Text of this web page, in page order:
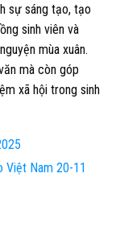
sự sáng tạo, tạo
sinh viên và
mùa xuân.
mà còn góp
xã hội trong sinh
Việt Nam 20-11